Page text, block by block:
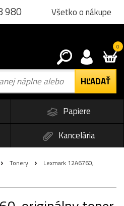
980 Všetko o nákupe
0
Papiere
Kancelária
Tonery
Lexmark 12A6760,